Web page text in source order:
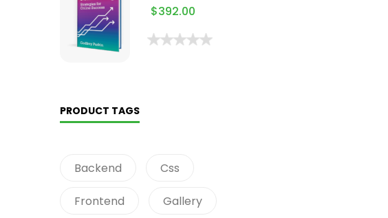
$392.00
PRODUCT TAGS
Backend Css
Frontend Gallery